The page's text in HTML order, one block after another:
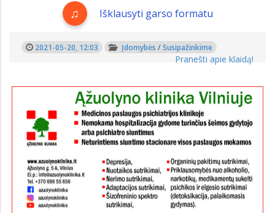
Išklausyti garso formatu
2021-05-20, 12:03 Įdomybės /Susipažinkime
Pranešti apie klaidą!